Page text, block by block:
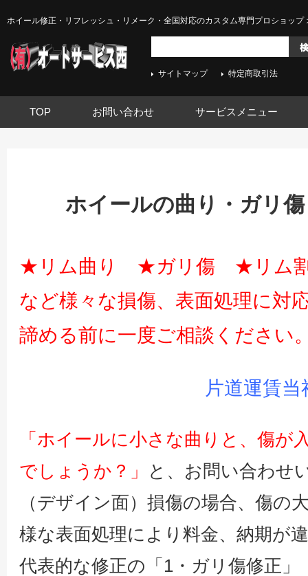
ホイール修正・リフレッシュ・リメーク・全国対応のカスタム専門プロショップ
サイトマップ 特定商取引法
TOP お問い合わせ サービスメニュー
ホイールの曲り・ガリ
★リム曲り ★ガリ傷 ★リム
など様々な損傷、表面処理に
諦める前に一度ご相談ください
片道運賃当
「ホイールに小さな曲りと、傷が
でしょうか？」
と、お問い合わせ
（デザイン面）損傷の場合、傷の
様な表面処理により料金、納期が
代表的な修正の「1・ガリ傷修正